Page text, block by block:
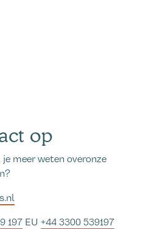
op
meer weten overonze
197 EU +44 3300 539197